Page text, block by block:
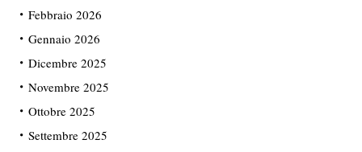
Febbraio 2026
Gennaio 2026
Dicembre 2025
Novembre 2025
Ottobre 2025
Settembre 2025